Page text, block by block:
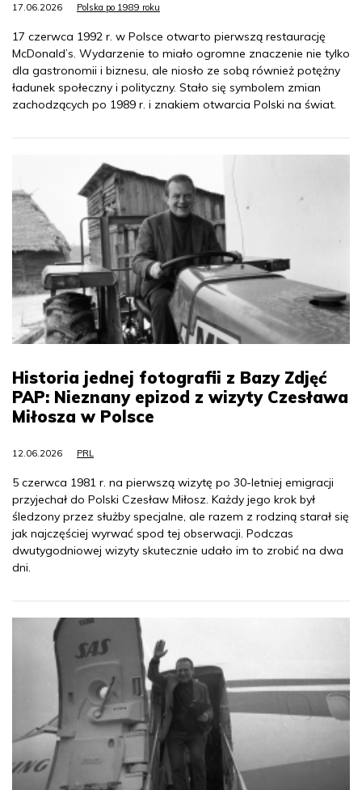
17.06.2026 Polska po 1989 roku
17 czerwca 1992 r. w Polsce otwarto pierwszą restaurację
McDonald’s. Wydarzenie to miało ogromne znaczenie nie tylko
dla gastronomii i biznesu, ale niosło ze sobą również potężny
ładunek społeczny i polityczny. Stało się symbolem zmian
zachodzących po 1989 r. i znakiem otwarcia Polski na świat.
Historia jednej fotografii z Bazy Zdjęć
PAP: Nieznany epizod z wizyty Czesława
Miłosza w Polsce
12.06.2026 PRL
5 czerwca 1981 r. na pierwszą wizytę po 30-letniej emigracji
przyjechał do Polski Czesław Miłosz. Każdy jego krok był
śledzony przez służby specjalne, ale razem z rodziną starał się
jak najczęściej wyrwać spod tej obserwacji. Podczas
dwutygodniowej wizyty skutecznie udało im to zrobić na dwa
dni.